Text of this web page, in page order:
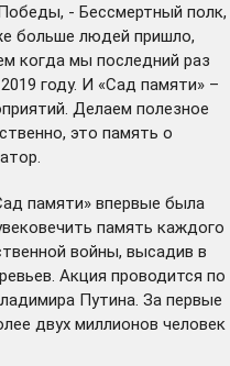
- Бессмертный полк,
больше людей пришло,
когда мы последний раз
году. И «Сад памяти» –
Делаем полезное
это память о
памяти» впервые была
память каждого
войны, высадив в
Акция проводится по
Путина. За первые
двух миллионов человек